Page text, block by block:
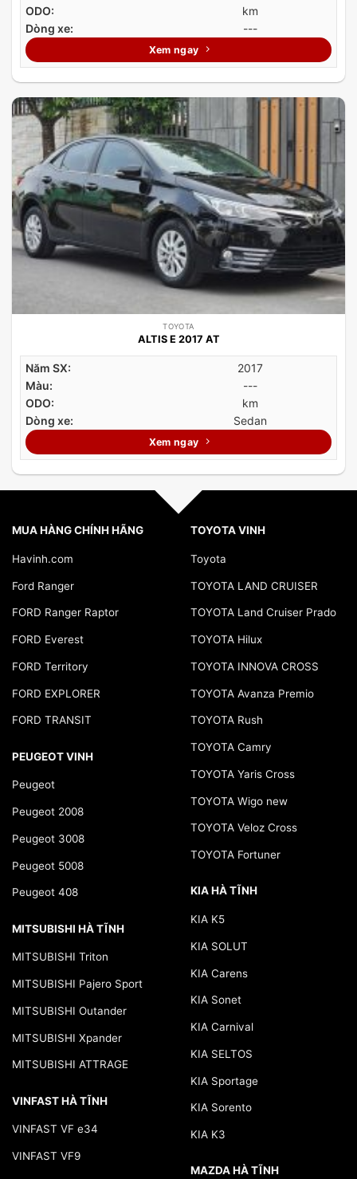
ODO:
km
Dòng xe:
---
Xem ngay
TOYOTA
ALTIS E 2017 AT
Năm SX:
2017
Màu:
---
ODO:
km
Dòng xe:
Sedan
Xem ngay
MUA HÀNG CHÍNH HÃNG
Havinh.com
Ford Ranger
FORD Ranger Raptor
FORD Everest
FORD Territory
FORD EXPLORER
FORD TRANSIT
PEUGEOT VINH
Peugeot
Peugeot 2008
Peugeot 3008
Peugeot 5008
Peugeot 408
MITSUBISHI HÀ TĨNH
MITSUBISHI Triton
MITSUBISHI Pajero Sport
MITSUBISHI Outander
MITSUBISHI Xpander
MITSUBISHI ATTRAGE
VINFAST HÀ TĨNH
VINFAST VF e34
VINFAST VF9
TOYOTA VINH
Toyota
TOYOTA LAND CRUISER
TOYOTA Land Cruiser Prado
TOYOTA Hilux
TOYOTA INNOVA CROSS
TOYOTA Avanza Premio
TOYOTA Rush
TOYOTA Camry
TOYOTA Yaris Cross
TOYOTA Wigo new
TOYOTA Veloz Cross
TOYOTA Fortuner
KIA HÀ TĨNH
KIA K5
KIA SOLUT
KIA Carens
KIA Sonet
KIA Carnival
KIA SELTOS
KIA Sportage
KIA Sorento
KIA K3
MAZDA HÀ TĨNH